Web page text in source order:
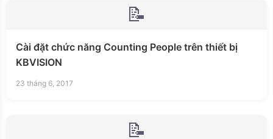
📝
Cài đặt chức năng Counting People trên thiết bị
KBVISION
23 tháng 6, 2017
📝